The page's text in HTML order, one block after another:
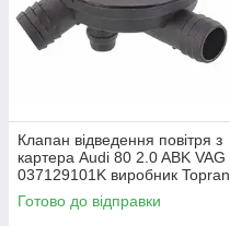
Клапан відведення повітря з
картера Audi 80 2.0 ABK VAG
037129101K виробник Topran
Німеччина
Готово до відправки